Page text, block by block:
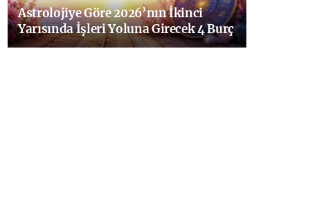
Astrolojiye Göre 2026’nın İkinci
Yarısında İşleri Yoluna Girecek 4 Burç